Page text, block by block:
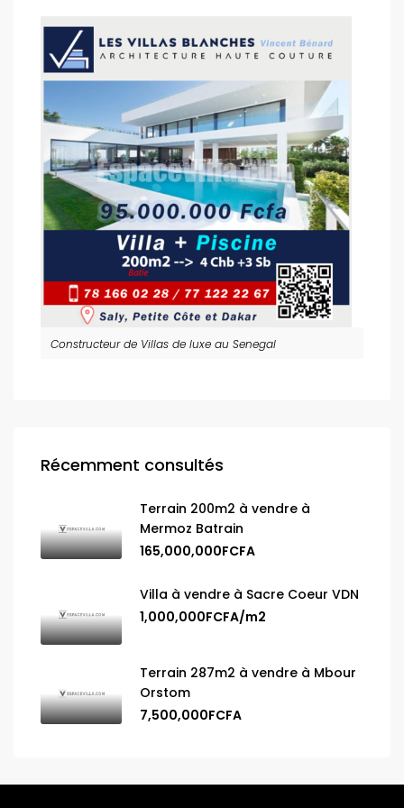
Constructeur de Villas de luxe au Senegal
Récemment consultés
Terrain 200m2 à vendre à
Mermoz Batrain
165,000,000FCFA
Villa à vendre à Sacre Coeur VDN
1,000,000FCFA/m2
Terrain 287m2 à vendre à Mbour
Orstom
7,500,000FCFA